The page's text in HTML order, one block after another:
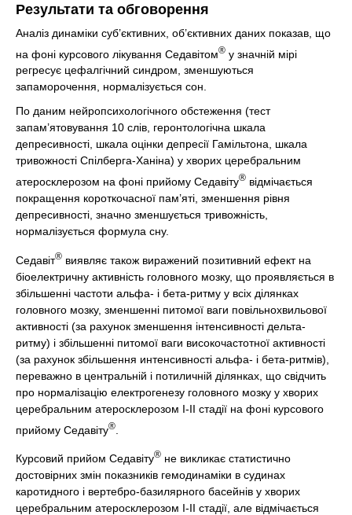
Результати та обговорення
Аналіз динаміки суб’єктивних, об’єктивних даних показав, що
на фоні курсового лікування Седавітом® у значній мірі
регресує цефалгічний синдром, зменшуються
запаморочення, нормалізується сон.
По даним нейропсихологічного обстеження (тест
запам’ятовування 10 слів, геронтологічна шкала
депресивності, шкала оцінки депресії Гамільтона, шкала
тривожності Спілберга-Ханіна) у хворих церебральним
атеросклерозом на фоні прийому Седавіту® відмічається
покращення короткочасної пам’яті, зменшення рівня
депресивності, значно зменшується тривожність,
нормалізується формула сну.
Седавіт® виявляє також виражений позитивний ефект на
біоелектричну активність головного мозку, що проявляється в
збільшенні частоти альфа- і бета-ритму у всіх ділянках
головного мозку, зменшенні питомої ваги повільнохвильової
активності (за рахунок зменшення інтенсивності дельта-
ритму) і збільшенні питомої ваги високочастотної активності
(за рахунок збільшення интенсивності альфа- і бета-ритмів),
переважно в центральній і потиличній ділянках, що свідчить
про нормалізацію електрогенезу головного мозку у хворих
церебральним атеросклерозом І-ІІ стадії на фоні курсового
прийому Седавіту®
Курсовий прийом Седавіту® не викликає статистично
достовірних змін показників гемодинаміки в судинах
каротидного і вертебро-базилярного басейнів у хворих
церебральним атеросклерозом І-ІІ стадії, але відмічається